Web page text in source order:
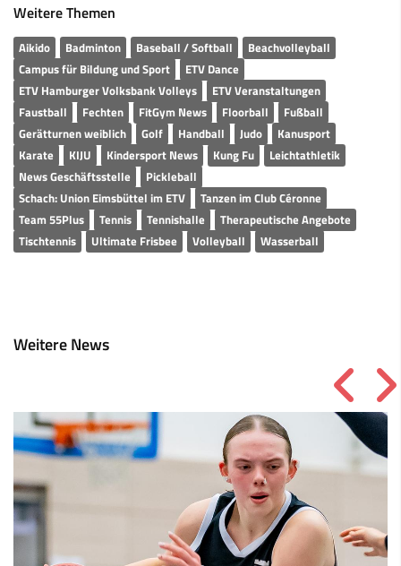
Weitere Themen
Aikido Badminton Baseball / Softball
Beachvolleyball
Campus für Bildung und Sport
ETV Dance
ETV Hamburger Volksbank Volleys
ETV Veranstaltungen
Faustball
Fechten FitGym News Floorball
Fußball
Gerätturnen weiblich
Golf Handball Judo
Kanusport
Karate
KIJU Kindersport News Kung Fu
Leichtathletik
News Geschäftsstelle
Pickleball
Schach: Union Eimsbüttel im ETV
Tanzen im Club Céronne
Team 55Plus
Tennis Tennishalle
Therapeutische Angebote
Tischtennis
Ultimate Frisbee Volleyball Wasserball
Weitere News